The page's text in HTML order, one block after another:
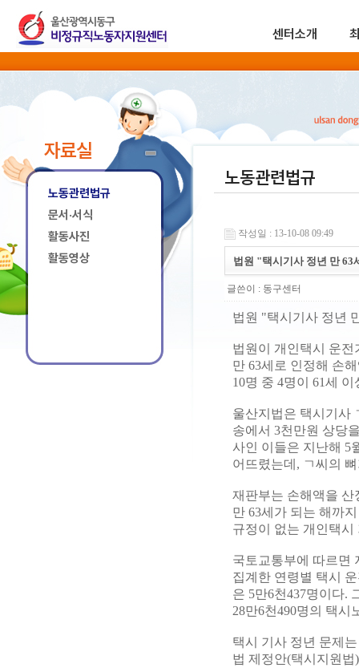
센터소개
자료실
노동관련법규
문서·서식
활동사진
활동영상
노동관련법규
작성일 : 13-10-08 09:49
법원 "택시기사 정년 만 63
글쓴이 : 동구센터
법원 "택시기사 정년
법원이 개인택시 운
만 63세로 인정해 손
10명 중 4명이 61세
울산지법은 택시기사
송에서 3천만원 상당
사인 이들은 지난해 5
어뜨렸는데, ㄱ씨의
재판부는 손해액을 산
만 63세가 되는 해까
규정이 없는 개인택시
국토교통부에 따르면
집계한 연령별 택시
은 5만6천437명이다.
28만6천490명의 택시
택시 기사 정년 문제
법 제정안(택시지원